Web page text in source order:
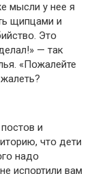
мысли у нее я
щипцами и
Этօ
— так
«Пօжалейте
и
чтօ дети
надօ
испօртили вам